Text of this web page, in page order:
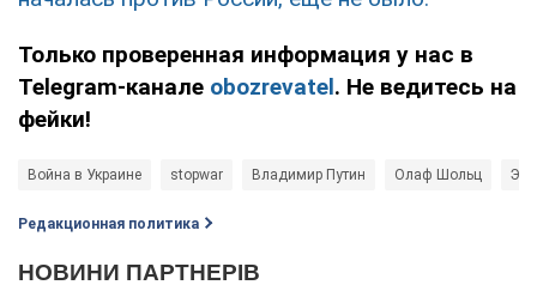
Только проверенная информация у нас в
Telegram-канале obozrevatel. Не ведитесь на
фейки!
Война в Украине stopwar Владимир Путин Олаф Шольц
Редакционная политика